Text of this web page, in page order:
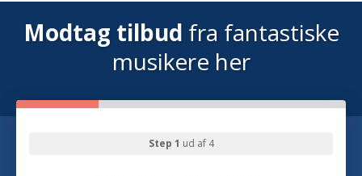
Modtag tilbud fra fantastiske
musikere her
Step 1 ud af 4